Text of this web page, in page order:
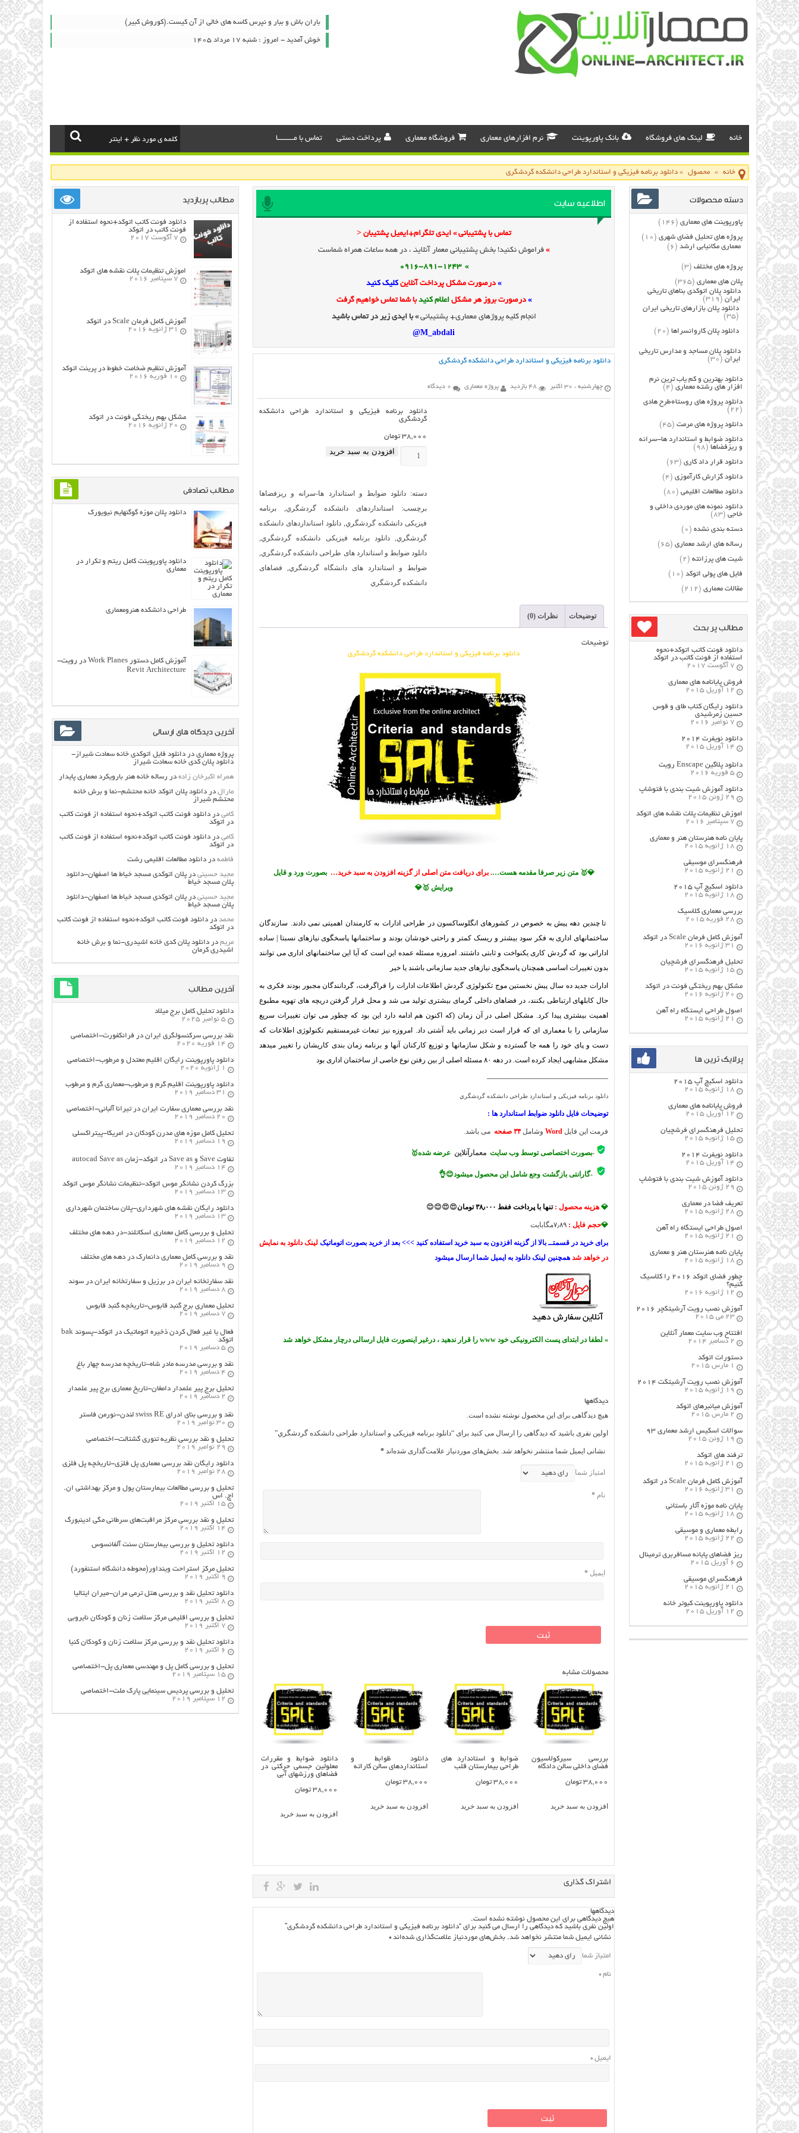
باران باش و ببار و نپرس کاسه های خالی از آن کیست.(کوروش کبیر)
خوش آمدید - امروز : شنبه ۱۷ مرداد ۱۴۰۵
خانه لینک های فروشگاه بانک پاورپوینت نرم افزارهای معماری فروشگاه معماری پرداخت دستی تماس با مـــــــــا
خانه » محصول »دانلود برنامه فیزیکی و استاندارد طراحی دانشكده گردشگري
اطلاعیه سایت
تماس با پشتیبانی » ایدی تلگرام+ایمیل پشتیبان <
» فراموش نکنید! بخش پشتیبانی معمار آنلاینـ ، در همه ساعات همراه شماست
» 0916-891-1243
»درصورت مشکل پرداخت آنلاین کلیک کنید
» درصورت بروز هر مشکلاعلام کنیدبا شما تماس خواهیم گرفت
انجام کلیه پروژهای معماری+ پشتیبانی» با ایدی زیر در تماس باشید
M_abdali@
دانلود برنامه فیزیکی و استاندارد طراحی دانشكده گردشگري
چهارشنبه ، 30 اکتبر 48 بازدید پروژه معماری 0 دیدگاه
دانلود برنامه فیزیکی و استاندارد طراحی دانشكده
گردشگري
38,000 تومان
دانلود
و
استاندارد
طراحی
دانشكده
گردشگري
عدد
افزودن به سبد خرید
دسته:دانلود ضوابط و استاندارد ها-سرانه و ریزفضاها
برچسب:
استانداردهای دانشكده گردشگري, برنامه
فیزیکی دانشكده گردشگري, دانلود استانداردهای دانشكده
گردشگري,دانلود برنامه فیزیکی دانشكده گردشگري,
دانلود ضوابط و استاندارد های طراحی دانشكده گردشگري,
ضوابط و استاندارد های دانشگاه گردشگري, فضاهای
دانشكده گردشگري
توضیحات نظرات (0)
توضیحات
دانلود برنامه فیزیکی و استاندارد طراحی دانشكده گردشگري
💎🥇 متن زیر صرفا مقدمه هست…. برای دریافت متن اصلی از گزینه افزودن به سبد خرید… بصورت ورد و قایل
ویرایش 🥇💎
تا چندین دهه پیش به خصوص در کشورهای انگلوساکسون در طراحی ادارات به کارمندان اهمیتی نمی دادند. سازندگان
ساختمانهای اداری به فکر سود بیشتر و ریسک کمتر و راحتی خودشان بودند و ساختمانها پاسخگوی نیازهای نسبتا | ساده
اداراتی بود که گردش کاری یکنواخت و ثابتی داشتند. امروزه مسئله عمده این است که آیا این ساختمانهای اداری می توانند
بدون تغییرات اساسی همچنان پاسخگوی نیازهای جدید سازمانی باشند یا خیر
ادارات جدید ده سال پیش نخستین موج تکنولوژی گردش اطلاعات ادارات را فراگرفت، گردانندگان مجبور بودند فکری به
حال کابلهای ارتباطی بکنند، در فضاهای داخلی گرمای بیشتری تولید می شد و محل قرار گرفتن دریچه های تهویه مطبوع
اهمیت بیشتری پیدا کرد. مشکل اصلی در آن زمان (که اکنون هم ادامه دارد این بود که چطور می توان تغییرات سریع
سازمانی را با معماری ای که قرار است دیر زمانی باید آشتی داد. امروزه نیز تبعات غیرمستقیم تکنولوژی اطلاعات که
دست و پای خود را همه جا گسترده و شکل سازمانها و توزیع کارکنان آنها و برنامه زمان بندی کاریشان را تغییر میدهد
مشکل مشابهی ایجاد کرده است. در دهه ۸۰ مسئله اصلی از بین رفتن نوع خاصی از ساختمان اداری بود
—————————————————
دانلود برنامه فیزیکی و استاندارد طراحی دانشكده گردشگري
توضیحات فایلدانلود ضوابط استاندارد ها :
فرمت این فایلWord وشامل۳۴ صفحه می باشد.
-بصورت اختصاصی توسط وب سایت معمارآنلاین عرضه شده🥇
-گارانتی بازگشت وجع شامل این محصول میشود😊👌
💎 هزینه محصول : تنها با پرداخت ففط ۳۸٫۰۰۰ تومان 😍😍
😊😊
💎حجم فایل : ۷٫۸۹مگابایت
برای خرید در قسمتــ بالا از گزینه افزدون به سبد خرید استفاده کنید >>> بعد از خرید بصورت اتوماتیک لینک دانلود به نمایش
در خواهد شدهمچنین لینک دانلود به ایمیل شما ارسال میشود
» لطفا در ابتدای پست الکترونیکی خود www را قرار ندهید ، درغیر اینصورت فایل ارسالی درچار مشکل خواهد شد
دیدگاهها
هیچ دیدگاهی برای این محصول نوشته نشده است.
اولین نفری باشید که دیدگاهی را ارسال می کنید برای “دانلود برنامه فیزیکی و استاندارد طراحی دانشكده گردشگري”
نشانی ایمیل شما منتشر نخواهد شد. بخش‌های موردنیاز علامت‌گذاری شده‌اند *
امتیاز شما
نام *
ایمیل *
محصولات مشابه
بررسی سیرکولاسیون
فضای داخلی سالن دادگاه
38,000 تومان
افزودن به سبد خرید
ضوابط و استاندارد های
طراحی بیمارستان قلب
38,000 تومان
افزودن به سبد خرید
دانلود ظوابط و
استانداردهای سالن کاراته
38,000 تومان
افزودن به سبد خرید
دانلود ضوابط و مقررات
معلولين جسمي حركتي در
فضاهای ورزشهای آبی
38,000 تومان
افزودن به سبد خرید
اشتراک گذاری
دیدگاهها
هیچ دیدگاهی برای این محصول نوشته نشده است.
اولین نفری باشید که دیدگاهی را ارسال می کنید برای “دانلود برنامه فیزیکی و استاندارد طراحی دانشكده گردشگري”
نشانی ایمیل شما منتشر نخواهد شد. بخش‌های موردنیاز علامت‌گذاری شده‌اند*
امتیاز شما
نام*
ایمیل*
دسته محصولات
پاورپوینت های معماری (146)
پروژه های تحلیل فضای شهری (10)
معماری مکانیابی ارشد (6)
پروژه های مختلف (3)
پلان های معماری (365)
دانلود پلان اتوکدی بناهای تاریخی
ایران (319)
دانلود پلان بازارهای تاریخی ایران
(35)
دانلود پلان کاروانسراها (20)
دانلود پلان مساجد و مدارس تاریخی
ایران (30)
دانلود بهترین و کم یاب ترین نرم
افزار های رشته معماری (4)
دانلود پروژه های روستا+طرح هادی
(22)
دانلود پروژه های مرمت (45)
دانلود ضوابط و استاندارد ها-سرانه
و ریزفضاها (98)
دانلود قرار داد کاری (63)
دانلود گزارش کارآموزی (4)
دانلود مطالعات اقلیمی (80)
دانلود نمونه های موردی داخلی و
خاجی (83)
دسته بندی نشده (0)
رساله های ارشد معماری (65)
شیت های پرزانته (2)
فایل های پولی اتوکد (10)
مقالات معماری (212)
مطالب پر بحث
دانلود فونت کاتب اتوکد+نحوه
استفاده از فونت کاتب در اتوکد
7 آگوست 2017
فروش پایانامه های معماری
12 آوریل 2015
دانلود رایگان کتاب طاق و قوس
حسین زمرشیدی
7 نوامبر 2016
دانلود نویفرت ۲۰۱۴
14 آوریل 2015
دانلود پلاگین Enscape رویت
5 فوریه 2016
دانلود آموزش شیت بندی با فتوشاپ
29 ژوئن 2015
اموزش تنظیمات پلات نقشه های اتوکد
7 سپتامبر 2016
پایان نامه هنرستان هنر و معماري
18 ژانویه 2015
فرهنگسراي موسيقي
21 ژانویه 2015
دانلود اسکیچ آپ ۲۰۱۵
18 ژانویه 2015
بررسی معماری کلاسیک
28 فوریه 2015
آموزش کامل فرمان Scale در اتوکد
31 ژانویه 2016
تحلیل فرهنگسرای فرشچیان
15 ژانویه 2015
مشکل بهم ریختگی فونت در اتوکد
20 ژانویه 2016
اصول طراحي ایستگاه راه آهن
21 ژانویه 2015
پرلایک ترین ها
دانلود اسکیچ آپ ۲۰۱۵
18 ژانویه 2015
فروش پایانامه های معماری
12 آوریل 2015
تحلیل فرهنگسرای فرشچیان
15 ژانویه 2015
دانلود نویفرت ۲۰۱۴
14 آوریل 2015
دانلود آموزش شیت بندی با فتوشاپ
29 ژوئن 2015
تعریف فضا در معماری
28 ژانویه 2015
اصول طراحي ایستگاه راه آهن
21 ژانویه 2015
پایان نامه هنرستان هنر و معماري
18 ژانویه 2015
چطور فضای اتوکد ۲۰۱۶ را کلاسیک
کنیم؟
12 ژانویه 2016
آموزش نصب رویت آرشیتکچر ۲۰۱۶
23 می 2015
افتتاح وب سایت معمار آنلاین
2 دسامبر 2014
دستورات اتوکد
1 مارس 2015
آموزش نصب رویت آرشیتکت ۲۰۱۴
19 ژانویه 2015
آموزش میانبرهای اتوکد
2 مارس 2015
سوالات اسکیس ارشد معماری ۹۳
19 ژوئن 2015
ترفند های اتوکد
21 ژانویه 2015
آموزش کامل فرمان Scale در اتوکد
31 ژانویه 2016
پایان نامه موزه آثار باستانی
18 ژانویه 2015
رابطه معماری و موسیقی
22 ژانویه 2015
ریز فضاهای پایانه مسافربری ترمینال
6 آوریل 2015
فرهنگسراي موسيقي
21 ژانویه 2015
دانلود پاورپوینت کبوتر خانه
12 آوریل 2015
مطالب پربازدید
دانلود فونت کاتب اتوکد+نحوه استفاده از
فونت کاتب در اتوکد
7 آگوست 2017
اموزش تنظیمات پلات نقشه های اتوکد
7 سپتامبر 2016
آموزش کامل فرمان Scale در اتوکد
31 ژانویه 2016
آموزش تنظیم ضخامت خطوط در پرینت اتوکد
10 فوریه 2016
مشکل بهم ریختگی فونت در اتوکد
20 ژانویه 2016
مطالب تصادفی
دانلود پلان موزه گوگنهایم نیویورک
دانلود پاورپوینت کامل ریتم و تکرار در
معماری
طراحی دانشکده هنرومعماری
آموزش کامل دستور Work Planes در رویت-
Revit Architecture
آخرین دیدگاه های ارسالی
پروژه معماری دردانلود فایل اتوکدی خانه سعادت شیراز-
دانلود پلان کدی خانه سعادت شیراز
همراه اکبرخان زاده در رساله خانه هنر بارویکرد معماری پایدار
مارال دردانلود پلان اتوکد خانه محتشم-نما و برش خانه
محتشم شیراز
کامی دردانلود فونت کاتب اتوکد+نحوه استفاده از فونت کاتب
در اتوکد
کامی دردانلود فونت کاتب اتوکد+نحوه استفاده از فونت کاتب
در اتوکد
فاطمه دردانلود مطالعات اقليمي رشت
مجید حسینی درپلان اتوکدی مسجد خیاط ها اصفهان-دانلود
پلان مسجد خیاط
مجید حسینی درپلان اتوکدی مسجد خیاط ها اصفهان-دانلود
پلان مسجد خیاط
محمد دردانلود فونت کاتب اتوکد+نحوه استفاده از فونت کاتب
در اتوکد
مریم دردانلود پلان کدی خانه اشیدری-نما و برش خانه
اشیدری کرمان
آخرین مطالب
دانلود تحلیل کامل برج میلاد
5 نوامبر 2025
نقد بررسی سرکنسولگری ایران در فرانکفورت-اختصاصی
14 فوریه 2020
دانلود پاورپوینت رایگان اقلیم معتدل و مرطوب-اختصاصی
1 ژانویه 2020
دانلود پاورپوینت اقلیم گرم و مرطوب-معماری گرم و مرطوب
31 دسامبر 2019
نقد بررسی معماری سفارت ایران در تیرانا آلبانی-اختصاصی
20 دسامبر 2019
تحلیل کامل موزه های مدرن کودکان در امریکا-پیتراکسلی
19 دسامبر 2019
تفاوت Save و Save as در اتوکد-زمان autocad Save as
14 دسامبر 2019
بزرگ کردن نشانگر موس اتوکد-تنظیمات نشانگر موس اتوکد
13 دسامبر 2019
دانلود رایگان نقشه های شهرداری-پلان ساختمان شهرداری
13 دسامبر 2019
تحلیل و بررسی کامل معماری اسکاتلند-در دهه های مختلف
12 دسامبر 2019
نقد و بررسی کامل معماری دانمارک در دهه های مختلف
9 دسامبر 2019
نقد سفارتخانه ایران در برزیل و سفارتخانه ایران در سوئد
8 دسامبر 2019
تحلیل معماری برج گنبد قابوس-تاریخچه گنبد قابوس
7 دسامبر 2019
فعال یا غیر فعال کردن ذخیره اتوماتیک در اتوکد-پسوند bak
اتوکد
5 دسامبر 2019
نقد و بررسی مدرسه مادر شاه-تاریخچه مدرسه چهار باغ
4 دسامبر 2019
تحلیل برج پیر علمدار دامغان-تاریخ معماری برج پیر علمدار
2 دسامبر 2019
نقد و بررسی بنای ادرای swiss RE لندن-نورمن فاستر
30 نوامبر 2019
تحلیل و نقد بررسی نظریه تئوری گشتالت-اختصاصی
29 نوامبر 2019
دانلود رایگان نقد بررسی معماری پل فلزی-تاریخچه پل فلزی
28 نوامبر 2019
تحلیل و بررسی مطالعات بیمارستان پول و مرکز بهداشتی ان.
اچ. اس
15 اکتبر 2019
تحلیل و نقد بررسی مرکز مراقبت‌های سرطانی مگی ادینبورگ
14 اکتبر 2019
دانلود تحلیل و بررسی بیمارستان سنت آلفانسوس
12 اکتبر 2019
تحلیل مرکز استراحت وینداور(محوطه دانشگاه استنفورد)
9 اکتبر 2019
دانلود تحلیل نقد و بررسی هتل ترمی مران-میران ایتالیا
8 اکتبر 2019
تحلیل و بررسی اقلیمی مرکز سلامت زنان و کودکان نایروبی
7 اکتبر 2019
دانلود تحلیل نقد و بررسی مرکز سلامت زنان و کودکان کنیا
6 اکتبر 2019
تحلیل و بررسی کامل پل و مهندسی معماری پل-اختصاصی
15 سپتامبر 2019
تحلیل و بررسی پردیس سینمایی پارک ملت-اختصاصی
12 سپتامبر 2019